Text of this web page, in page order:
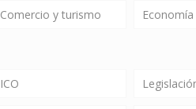
Comercio y turismo Economía
ICO